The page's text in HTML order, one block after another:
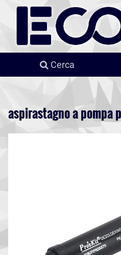
Cerca
aspirastagno a pompa